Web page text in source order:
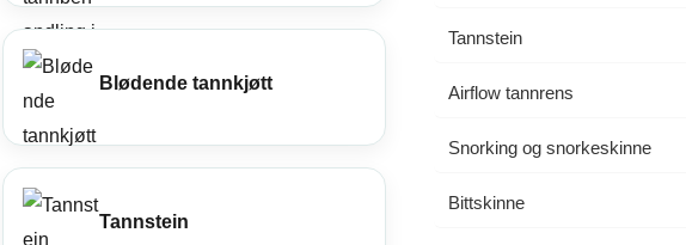
sjekket nå.
smil.
Løft tennene uten å slipe dem.
Skånsom behandling av hvite flekker på
Blødende tannkjøtt
Tannstein
Tannstein
Airflow tannrens
Snorking og snorkeskinne
Bittskinne